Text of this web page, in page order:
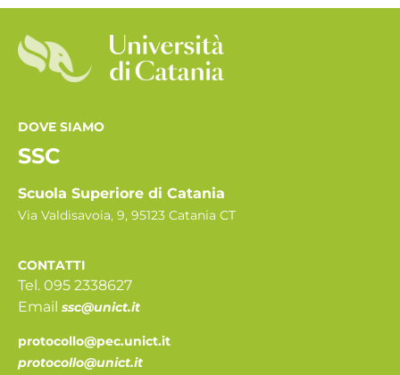
DOVE SIAMO
SSC
Scuola Superiore di Catania
Via Valdisavoia, 9, 95123 Catania CT
CONTATTI
Tel. 095 2338627
Email ssc@unict.it
protocollo@pec.unict.it
protocollo@unict.it